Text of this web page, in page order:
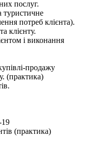
послуг.
потреб клієнта).
клієнту.
і виконання
продажу
(практика)
(практика)